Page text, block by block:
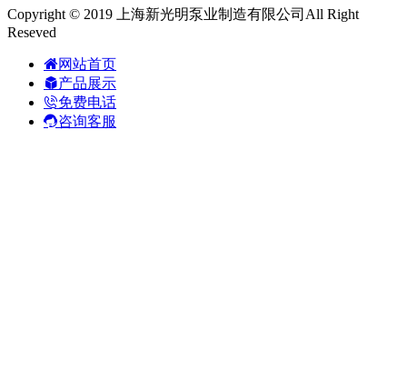
Copyright © 2019 上海新光明泵业制造有限公司All Right
Reseved
网站首页
产品展示
免费电话
咨询客服